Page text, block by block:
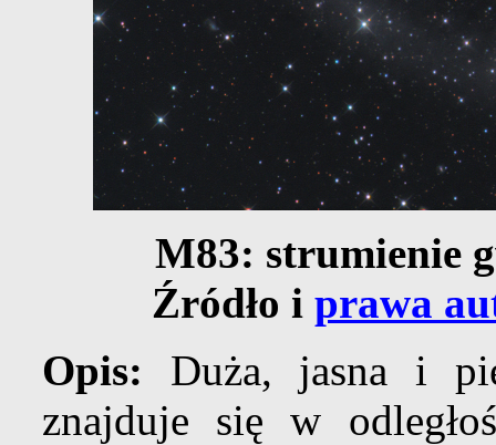
M83: strumienie
Źródło i prawa
Opis: Duża, jasna i
znajduje się w